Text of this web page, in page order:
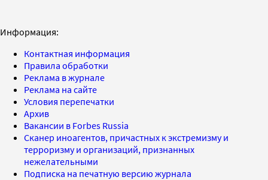
Информация:
Контактная информация
Правила обработки
Реклама в журнале
Реклама на сайте
Условия перепечатки
Архив
Вакансии в Forbes Russia
Сканер иноагентов, причастных к экстремизму и
терроризму и организаций, признанных
нежелательными
Подписка на печатную версию журнала